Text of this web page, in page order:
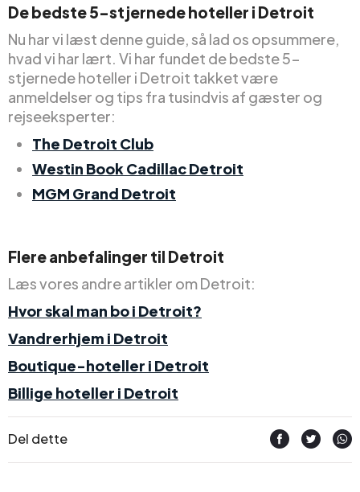
De bedste 5-stjernede hoteller i Detroit
Nu har vi læst denne guide, så lad os opsummere,
hvad vi har lært. Vi har fundet de bedste 5-
stjernede hoteller i Detroit takket være
anmeldelser og tips fra tusindvis af gæster og
rejseeksperter:
The Detroit Club
Westin Book Cadillac Detroit
MGM Grand Detroit
Flere anbefalinger til Detroit
Læs vores andre artikler om Detroit:
Hvor skal man bo i Detroit?
Vandrerhjem i Detroit
Boutique-hoteller i Detroit
Billige hoteller i Detroit
Del dette